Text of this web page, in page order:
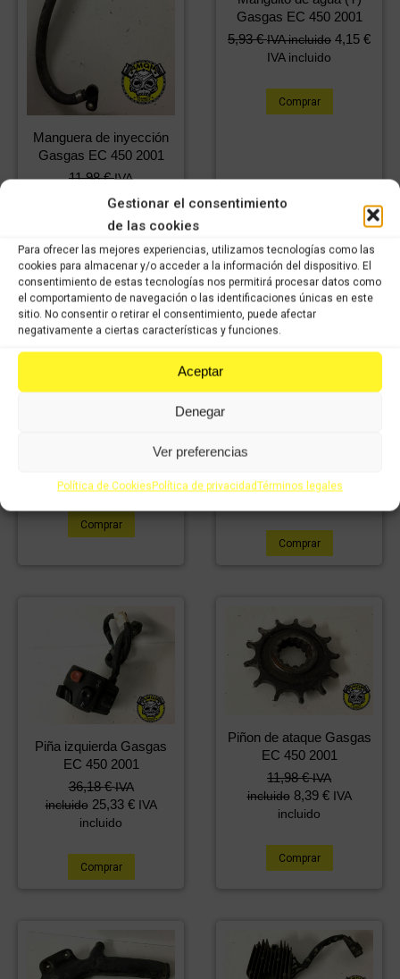
Gestionar el consentimiento
de las cookies
Para ofrecer las mejores experiencias, utilizamos tecnologías como las
cookies para almacenar y/o acceder a la información del dispositivo. El
consentimiento de estas tecnologías nos permitirá procesar datos como
el comportamiento de navegación o las identificaciones únicas en este
sitio. No consentir o retirar el consentimiento, puede afectar
negativamente a ciertas características y funciones.
Aceptar
Denegar
Ver preferencias
Política de CookiesPolítica de privacidadTérminos legales
Manguera de inyección
Gasgas EC 450 2001
11,98€ IVA
8,39
IVA
Comprar
Gasgas EC 450 2001
5,93€ IVA incluido 4,15 €
IVA incluido
Comprar
4,15€
IVA incluido
Comprar
incluido 8,39€ IVA
Comprar
Piña izquierda Gasgas
EC 450 2001
36,18€ IVA
incluido 25,33 € IVA
incluido
Comprar
Piñon de ataque Gasgas
EC 450 2001
11,98€ IVA
incluido 8,39 € IVA
incluido
Comprar